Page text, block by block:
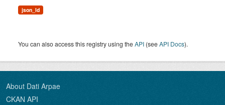
json_ld
You can also access this registry using theAPI (seeAPI Docs).
About Dati Arpae
CKAN API